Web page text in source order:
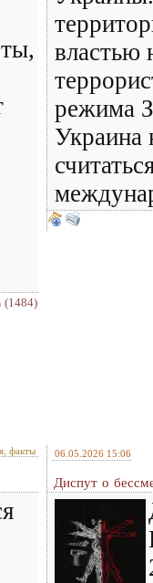
(1484)
властью
режима
Украина
факты 06.05.2026 15:06
Диспут о